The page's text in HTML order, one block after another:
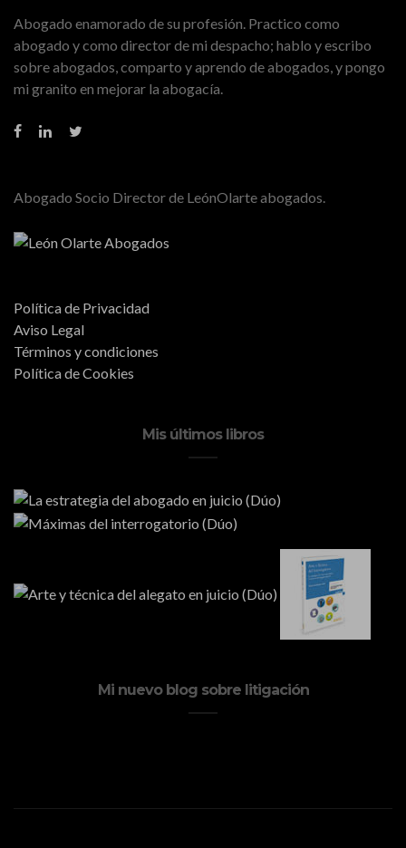
Abogado enamorado de su profesión. Practico como
abogado y como director de mi despacho; hablo y escribo
sobre abogados, comparto y aprendo de abogados, y pongo
mi granito en mejorar la abogacía.
Abogado Socio Director de LeónOlarte abogados.
Política de Privacidad
Aviso Legal
Términos y condiciones
Política de Cookies
Mis últimos libros
Mi nuevo blog sobre litigación